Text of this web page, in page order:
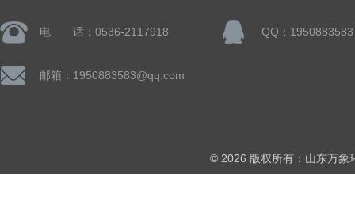
电 话：0536-2117918 QQ：1950883583
邮箱：1950883583@qq.com
© 2026 版权所有：山东万